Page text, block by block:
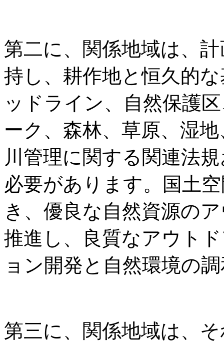
第二に、関係地域は、
持し、耕作地と恒久的
ッドライン、自然保護
ーク、森林、草原、湿
川管理に関する関連法
必要があります。国土
き、優良な自然資源の
推進し、良質なアウト
ョン開発と自然環境の
第三に、関係地域は、